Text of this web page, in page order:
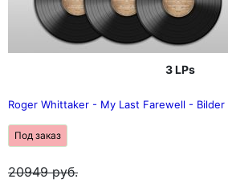
3 LPs
Roger Whittaker - My Last Farewell - Bilder
Под заказ
20949руб.